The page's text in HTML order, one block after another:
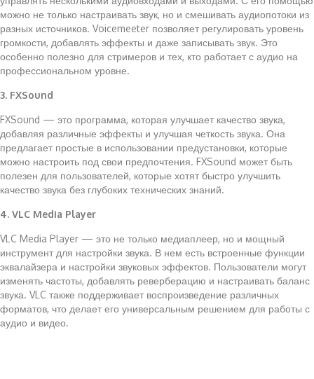
можно не только настраивать звук, но и смешивать аудиопотоки из
разных источников. Voicemeeter позволяет регулировать уровень
громкости, добавлять эффекты и даже записывать звук. Это
особенно полезно для стримеров и тех, кто работает с аудио на
профессиональном уровне.
3. FXSound
FXSound — это программа, которая улучшает качество звука,
добавляя различные эффекты и улучшая четкость звука. Она
предлагает простые в использовании предустановки, которые
можно настроить под свои предпочтения. FXSound может быть
полезен для пользователей, которые хотят быстро улучшить
качество звука без глубоких технических знаний.
4. VLC Media Player
VLC Media Player — это не только медиаплеер, но и мощный
инструмент для настройки звука. В нем есть встроенные функции
эквалайзера и настройки звуковых эффектов. Пользователи могут
изменять частоты, добавлять реверберацию и настраивать баланс
звука. VLC также поддерживает воспроизведение различных
форматов, что делает его универсальным решением для работы с
аудио и видео.